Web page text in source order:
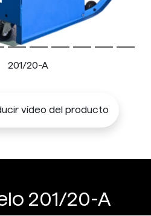
201/20-A
vídeo del producto
201/20-A